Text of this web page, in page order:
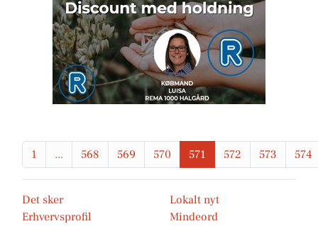
1 ... 568 569 570 571 572 573 574
Det sker
Lokalt nyt
Erhvervsprofil
Mindeord